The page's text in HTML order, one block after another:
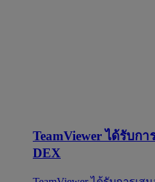
TeamViewer ได้รับก
DEX